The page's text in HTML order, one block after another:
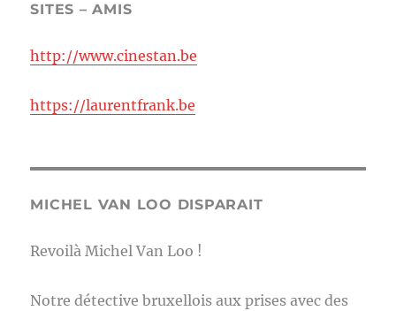
SITES – AMIS
http://www.cinestan.be
https://laurentfrank.be
MICHEL VAN LOO DISPARAIT
Revoilà Michel Van Loo !
Notre détective bruxellois aux prises avec des